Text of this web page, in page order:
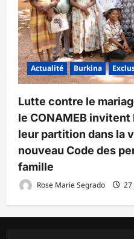
Actualité Burkina
Lutte contre le
le CONAMEB
leur partition dans la
nouveau Code des
famille
Rose Marie Segrado 27